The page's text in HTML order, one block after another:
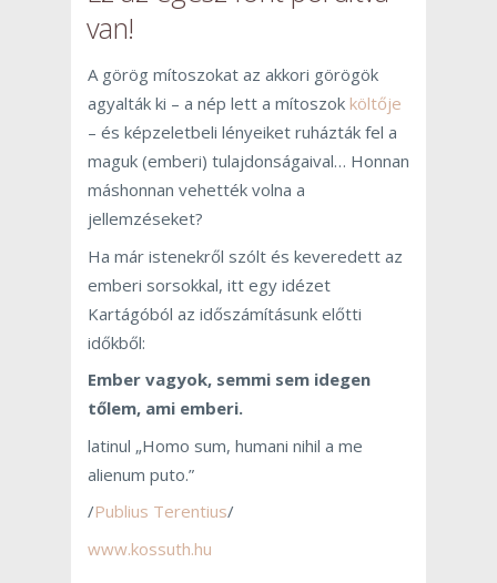
van!
A görög mítoszokat az akkori görögök
agyalták ki – a nép lett a mítoszok költője
– és képzeletbeli lényeiket ruházták fel a
maguk (emberi) tulajdonságaival… Honnan
máshonnan vehették volna a
jellemzéseket?
Ha már istenekről szólt és keveredett az
emberi sorsokkal, itt egy idézet
Kartágóból az időszámításunk előtti
időkből:
Ember vagyok, semmi sem idegen
tőlem, ami emberi.
latinul „Homo sum, humani nihil a me
alienum puto.”
/Publius Terentius/
www.kossuth.hu